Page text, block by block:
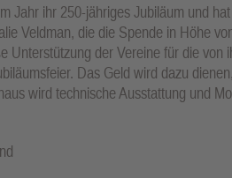
Jahr ihr 250-jähriges Jubiläum und
Veldman, die die Spende in Höhe
Unterstützung der Vereine für die von
Das Geld wird dazu
wird technische Ausstattung und